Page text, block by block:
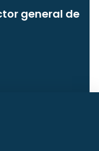
general de